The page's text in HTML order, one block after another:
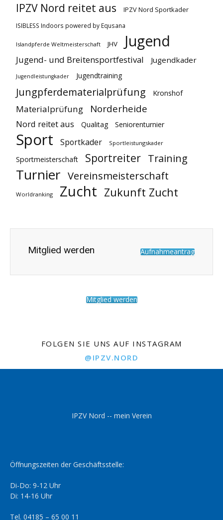
IPZV Nord reitet aus IPZV Nord Sportkader
ISIBLESS Indoors powered by Equsana
Islandpferde Weltmeisterschaft JHV Jugend
Jugend- und Breitensportfestival Jugendkader
Jugendleistungkader Jugendtraining
Jungpferdematerialprüfung Kronshof
Materialprüfung Norderheide
Nord reitet aus Qualitag Seniorenturnier
Sport Sportkader Sportleistungskader
Sportmeisterschaft Sportreiter Training
Turnier Vereinsmeisterschaft
Worldranking Zucht Zukunft Zucht
Mitglied werden Aufnahmeantrag
Mitglied werden
FOLGEN SIE UNS AUF INSTAGRAM
@IPZV.NORD
IPZV Nord -- mein Verein
Öffnungszeiten der Geschäftsstelle:
Di-Do: 9-12 Uhr
Di: 14-16 Uhr
Tel. 04185 – 65 00 11